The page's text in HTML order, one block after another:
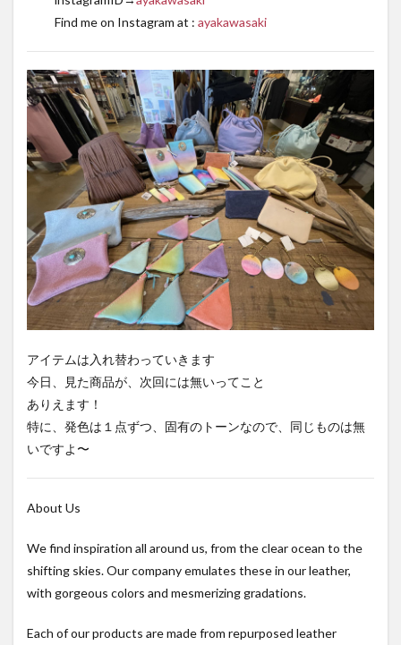
Find me on Instagram at :ayakawasaki
アイテムは入れ替わっていきます
今日、見た商品が、次回には無いってこと
ありえます！
特に、発色は１点ずつ、固有のトーンなので、同じものは無
いですよ〜
About Us
We find inspiration all around us, from the clear ocean to the
shifting skies. Our company emulates these in our leather,
with gorgeous colors and mesmerizing gradations.
Each of our products are made from repurposed leather